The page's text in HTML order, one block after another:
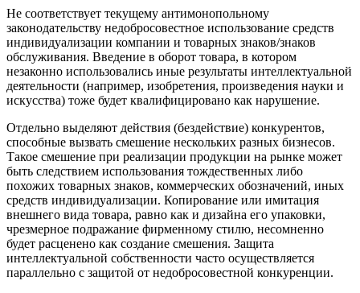
Не соответствует текущему антимонопольному
законодательству недобросовестное использование средств
индивидуализации компании и товарных знаков/знаков
обслуживания. Введение в оборот товара, в котором
незаконно использовались иные результаты интеллектуальной
деятельности (например, изобретения, произведения науки и
искусства) тоже будет квалифицировано как нарушение.
Отдельно выделяют действия (бездействие) конкурентов,
способные вызвать смешение нескольких разных бизнесов.
Такое смешение при реализации продукции на рынке может
быть следствием использования тождественных либо
похожих товарных знаков, коммерческих обозначений, иных
средств индивидуализации. Копирование или имитация
внешнего вида товара, равно как и дизайна его упаковки,
чрезмерное подражание фирменному стилю, несомненно
будет расценено как создание смешения. Защита
интеллектуальной собственности часто осуществляется
параллельно с защитой от недобросовестной конкуренции.